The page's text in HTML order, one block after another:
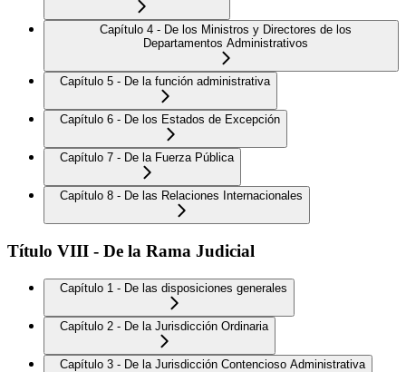
Capítulo 4 - De los Ministros y Directores de los
Departamentos Administrativos
Capítulo 5 - De la función administrativa
Capítulo 6 - De los Estados de Excepción
Capítulo 7 - De la Fuerza Pública
Capítulo 8 - De las Relaciones Internacionales
Título VIII - De la Rama Judicial
Capítulo 1 - De las disposiciones generales
Capítulo 2 - De la Jurisdicción Ordinaria
Capítulo 3 - De la Jurisdicción Contencioso Administrativa